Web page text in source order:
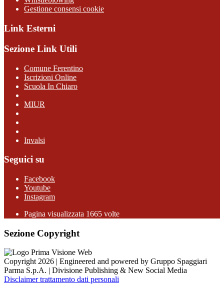
Gestione consensi cookie
Link Esterni
Sezione Link Utili
Comune Ferentino
Iscrizioni Online
Scuola In Chiaro
MIUR
Invalsi
Seguici su
Facebook
Youtube
Instagram
Pagina visualizzata 1665 volte
Sezione Copyright
Copyright 2026 | Engineered and powered by Gruppo Spaggiari
Parma S.p.A. | Divisione Publishing & New Social Media
Disclaimer trattamento dati personali